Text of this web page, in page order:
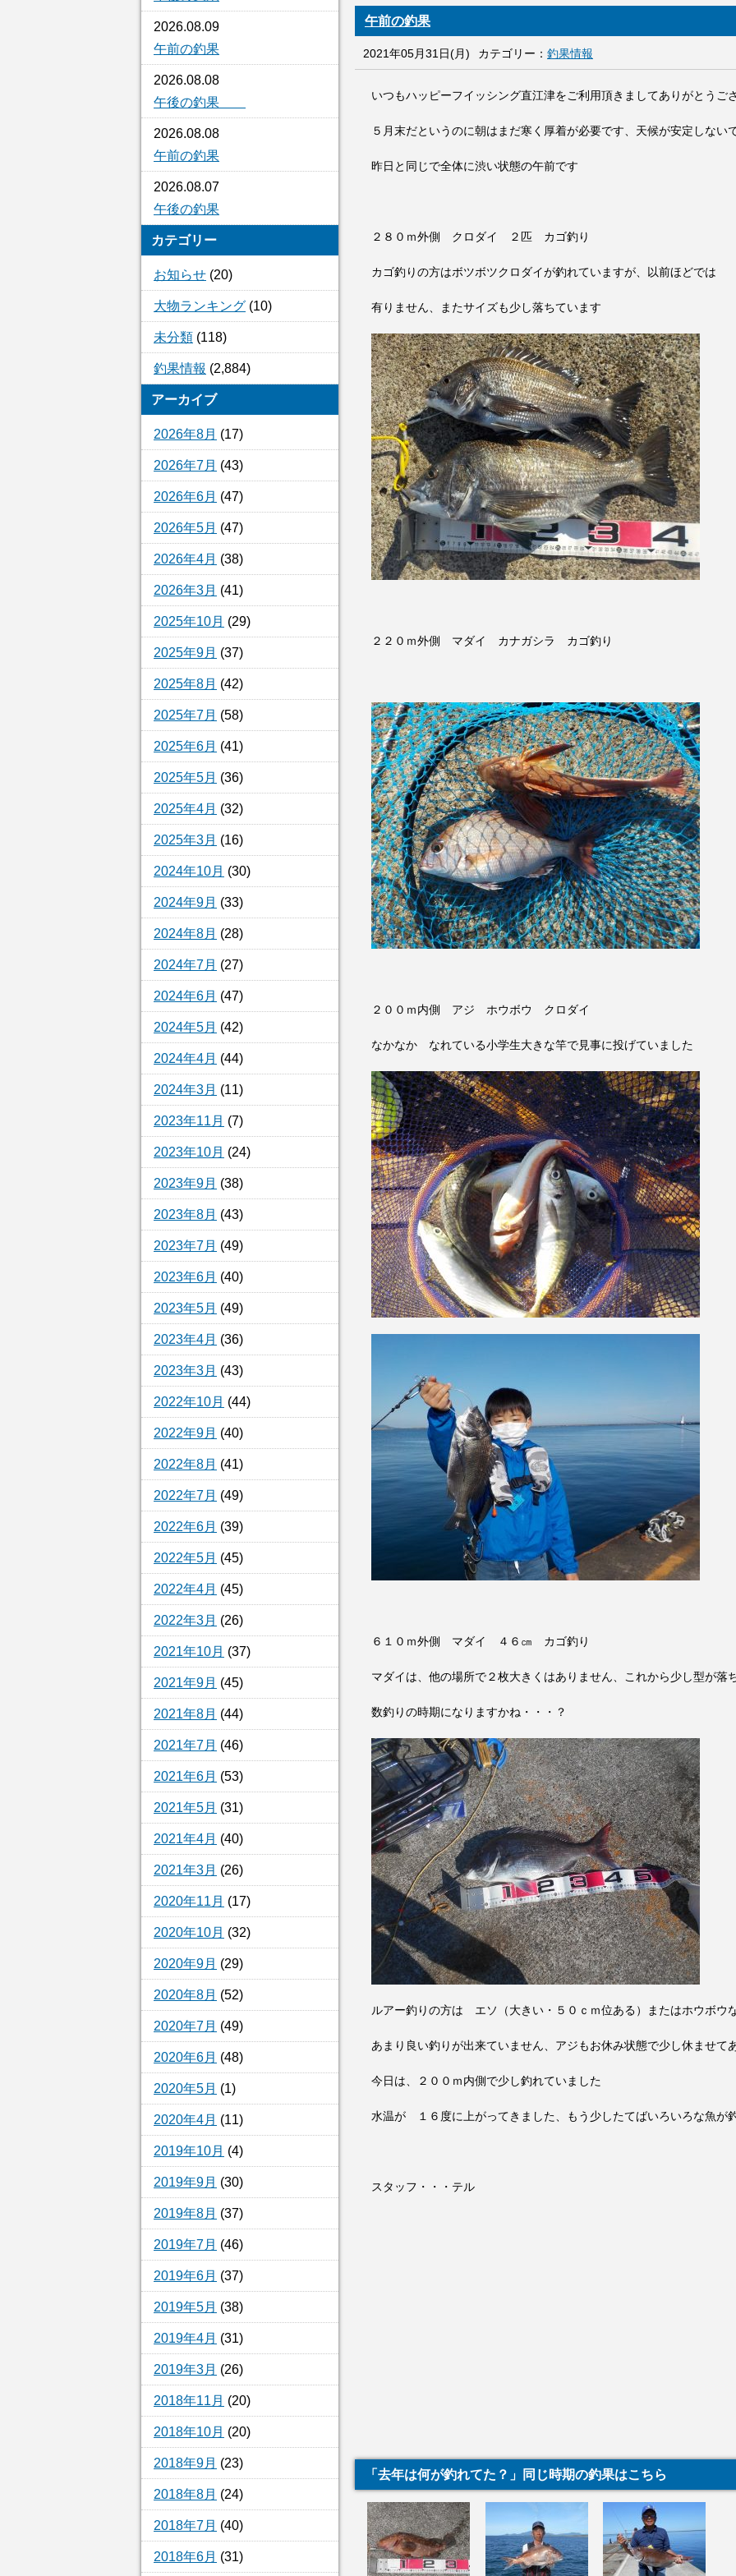
2026.08.09
午前の釣果
2026.08.08
午後の釣果
2026.08.08
午前の釣果
2026.08.07
午後の釣果
カテゴリー
お知らせ (20)
大物ランキング (10)
未分類 (118)
釣果情報 (2,884)
アーカイブ
2026年8月 (17)
2026年7月 (43)
2026年6月 (47)
2026年5月 (47)
2026年4月 (38)
2026年3月 (41)
2025年10月 (29)
2025年9月 (37)
2025年8月 (42)
2025年7月 (58)
2025年6月 (41)
2025年5月 (36)
2025年4月 (32)
2025年3月 (16)
2024年10月 (30)
2024年9月 (33)
2024年8月 (28)
2024年7月 (27)
2024年6月 (47)
2024年5月 (42)
2024年4月 (44)
2024年3月 (11)
2023年11月 (7)
2023年10月 (24)
2023年9月 (38)
2023年8月 (43)
2023年7月 (49)
2023年6月 (40)
2023年5月 (49)
2023年4月 (36)
2023年3月 (43)
2022年10月 (44)
2022年9月 (40)
2022年8月 (41)
2022年7月 (49)
2022年6月 (39)
2022年5月 (45)
2022年4月 (45)
2022年3月 (26)
2021年10月 (37)
2021年9月 (45)
2021年8月 (44)
2021年7月 (46)
2021年6月 (53)
2021年5月 (31)
2021年4月 (40)
2021年3月 (26)
2020年11月 (17)
2020年10月 (32)
2020年9月 (29)
2020年8月 (52)
2020年7月 (49)
2020年6月 (48)
2020年5月 (1)
2020年4月 (11)
2019年10月 (4)
2019年9月 (30)
2019年8月 (37)
2019年7月 (46)
2019年6月 (37)
2019年5月 (38)
2019年4月 (31)
2019年3月 (26)
2018年11月 (20)
2018年10月 (20)
2018年9月 (23)
2018年8月 (24)
2018年7月 (40)
2018年6月 (31)
午前の釣果
2021年05月31日(月) カテゴリー： 釣果情報
いつもハッピーフイッシング直江津をご利用頂きましてありがとうご
５月末だというのに朝はまだ寒く厚着が必要です、天候が安定しない
昨日と同じで全体に渋い状態の午前です
２８０ｍ外側 クロダイ ２匹 カゴ釣り
カゴ釣りの方はボツボツクロダイが釣れていますが、以前ほどでは
有りません、またサイズも少し落ちています
２２０ｍ外側 マダイ カナガシラ カゴ釣り
２００ｍ内側 アジ ホウボウ クロダイ
なかなか なれている小学生大きな竿で見事に投げていました
６１０ｍ外側 マダイ ４６㎝ カゴ釣り
マダイは、他の場所で２枚大きくはありません、これから少し型が落
数釣りの時期になりますかね・・・？
ルアー釣りの方は エソ（大きい・５０ｃｍ位ある）またはホウボウ
あまり良い釣りが出来ていません、アジもお休み状態で少し休ませて
今日は、２００ｍ内側で少し釣れていました
水温が １６度に上がってきました、もう少したてばいろいろな魚が
スタッフ・・・テル
「去年は何が釣れてた？」同じ時期の釣果はこちら